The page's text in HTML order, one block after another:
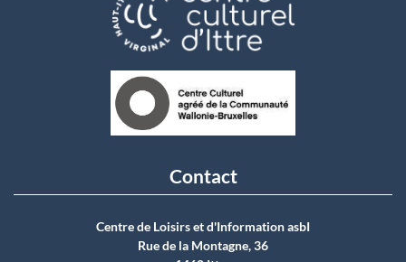
Contact
Centre de Loisirs et d'Information asbI
Rue de la Montagne, 36